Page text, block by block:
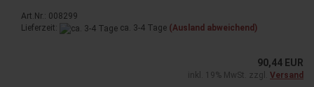
Art.Nr.: 008299
Lieferzeit:
ca. 3-4 Tage (Ausland abweichend)
90,44 EUR
inkl. 19% MwSt. zzgl. Versand